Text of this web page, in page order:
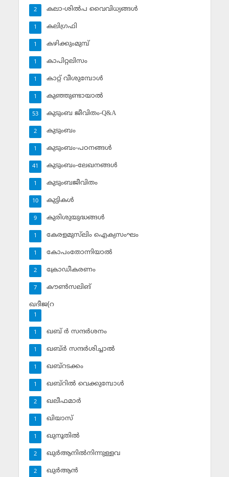
കലാ-ശില്‍പ വൈവിധ്യങ്ങള്‍
2
കലിഗ്രഫി
1
കഴിക്കുംമുമ്പ്
1
കാപിറ്റലിസം
1
കാറ്റ് വീശുമ്പോള്‍
1
കുഞ്ഞുണ്ടായാല്‍
1
കുടുംബ ജീവിതം-Q&A
53
കുടുംബം
2
കുടുംബം-പഠനങ്ങള്‍
1
കുടുംബം-ലേഖനങ്ങള്‍
41
കുടുംബജീവിതം
1
കുട്ടികള്‍
10
കുരിശുയുദ്ധങ്ങള്‍
9
കേരളമുസ്‌ലിം ഐക്യസംഘം
1
കോപംതോന്നിയാല്‍
1
ക്രോഡീകരണം
2
കൗണ്‍സലിങ്‌
7
ഖദീജ(റ
1
ഖബ് ര്‍ സന്ദര്‍ശനം
1
ഖബ്ര്‍ സന്ദര്‍ശിച്ചാല്‍
1
ഖബ്‌റടക്കം
1
ഖബ്‌റില്‍ വെക്കുമ്പോള്‍
1
ഖലീഫമാര്‍
2
ഖിയാസ്
1
ഖുനൂതില്‍
1
ഖുര്‍ആനില്‍നിന്നുള്ളവ
2
ഖുര്‍ആന്‍
2